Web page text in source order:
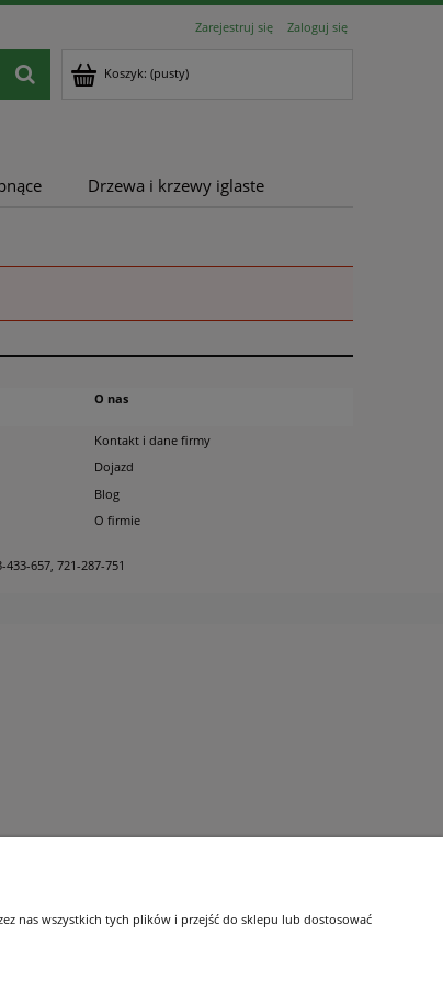
Zarejestruj się Zaloguj się
Koszyk: (pusty)
Drzewa i krzewy iglaste
O nas
Kontakt i dane firmy
Dojazd
Blog
O firmie
433-657, 721-287-751
nas wszystkich tych plików i przejść do sklepu lub dostosować